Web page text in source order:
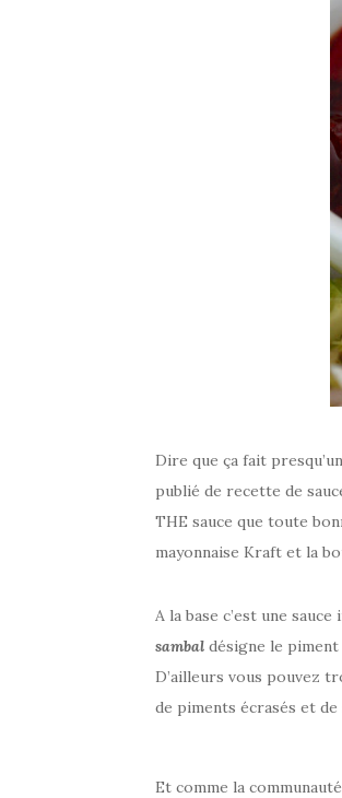
Dire que ça fait
publié de recette de
THE sauce que toute
mayonnaise Kraft et la
A la base c’est une
sambal désigne le
D’ailleurs vous pouvez
de piments écrasés et de
Et comme la